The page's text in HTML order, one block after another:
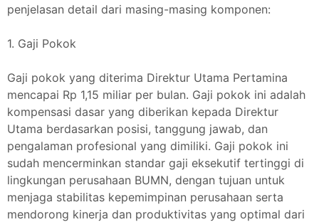
penjelasan detail dari masing-masing komponen:
1. Gaji Pokok
Gaji pokok yang diterima Direktur Utama Pertamina
mencapai Rp 1,15 miliar per bulan. Gaji pokok ini adalah
kompensasi dasar yang diberikan kepada Direktur
Utama berdasarkan posisi, tanggung jawab, dan
pengalaman profesional yang dimiliki. Gaji pokok ini
sudah mencerminkan standar gaji eksekutif tertinggi di
lingkungan perusahaan BUMN, dengan tujuan untuk
menjaga stabilitas kepemimpinan perusahaan serta
mendorong kinerja dan produktivitas yang optimal dari